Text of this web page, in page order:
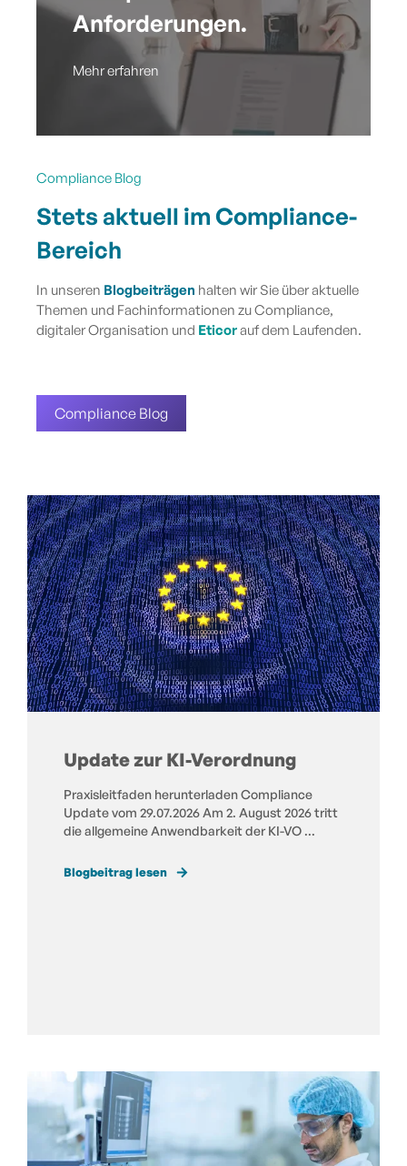
Anforderungen.
Mehr erfahren
Compliance Blog
Stets aktuell im Compliance-
Bereich
In unseren Blogbeiträgen halten wir Sie über aktuelle
Themen und Fachinformationen zu Compliance,
digitaler Organisation und Eticorauf dem Laufenden.
Compliance Blog
Update zur KI-Verordnung
Praxisleitfaden herunterladen Compliance
Update vom 29.07.2026 Am 2. August 2026 tritt
die allgemeine Anwendbarkeit der KI-VO ...
Blogbeitrag lesen